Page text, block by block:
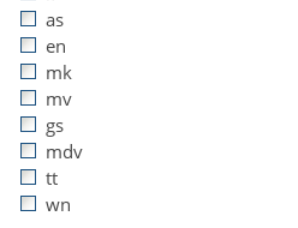
as
en
mk
mv
gs
mdv
tt
wn